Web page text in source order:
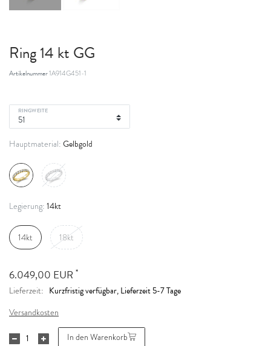
Ring 14 kt GG
Artikelnummer1A914G451-1
RINGWEITE
Hauptmaterial: Gelbgold
Legierung: 14kt
14kt 18kt
6.049,00 EUR *
Lieferzeit: Kurzfristig verfügbar, Lieferzeit 5-7 Tage
Versandkosten
In den Warenkorb